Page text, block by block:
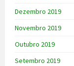
Dezembro 2019
Novembro 2019
Outubro 2019
Setembro 2019